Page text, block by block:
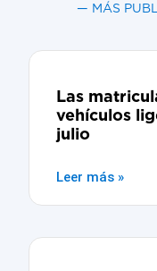
— MÁS
Las
vehículos
julio
Leer más »